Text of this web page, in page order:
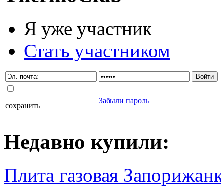
Я уже участник
Стать участником
сохранить
Забыли пароль
Недавно купили:
Плита газовая